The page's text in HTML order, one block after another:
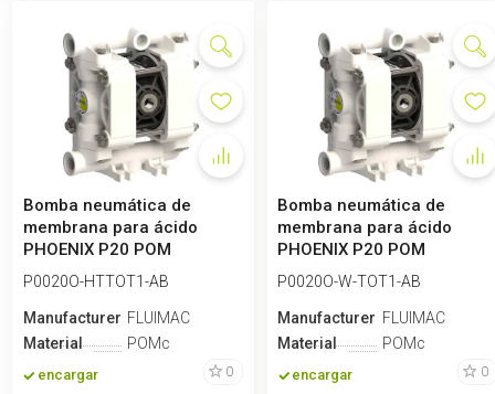
Bomba neumática de
membrana para ácido
PHOENIX P20 POM
HYTREL+PTFE, 20 l/min
P0020O-HTTOT1-AB
ManufactureroFLUIMAC
Material
POMc
encargar 0
Bomba neumática de
membrana para ácido
PHOENIX P20 POM
SANTOPRENE, 20 l/min
P0020O-W-TOT1-AB
ManufactureroFLUIMAC
Material
POMc
encargar 0